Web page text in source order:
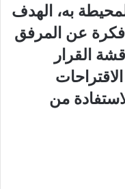
به، الهدف
فكرة عن المرفق
القرار
من